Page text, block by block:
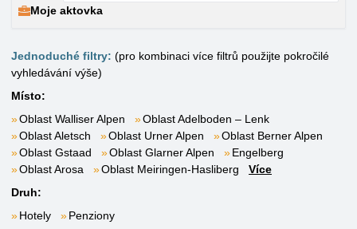
Moje aktovka
Jednoduché filtry: (pro kombinaci více filtrů použijte pokročilé
vyhledávání výše)
Místo:
Oblast Walliser Alpen
Oblast Adelboden – Lenk
Oblast Aletsch
Oblast Urner Alpen
Oblast Berner Alpen
Oblast Gstaad
Oblast Glarner Alpen
Engelberg
Oblast Arosa
Oblast Meiringen-Hasliberg
Více
Druh:
Hotely
Penziony